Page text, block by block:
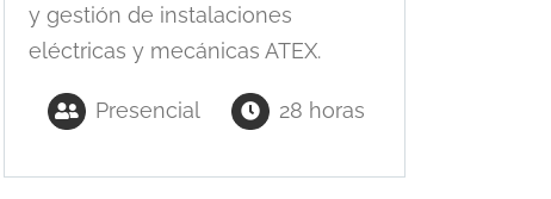
y gestión de instalaciones
eléctricas y mecánicas ATEX.
Presencial 28 horas